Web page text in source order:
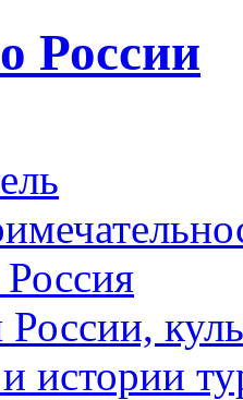
России
истории